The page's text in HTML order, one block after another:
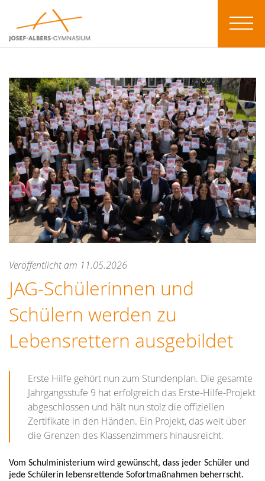
Veröffentlicht am 11.05.2026
JAG-Schülerinnen und
Schülern werden zu
Lebensrettern ausgebildet
Erste Hilfe gehört nun zum Stundenplan. Die gesamte
Jahrgangsstufe 9 hat erfolgreich das Erste-Hilfe-Projekt
abgeschlossen und hält nun stolz die offiziellen
Zertifikate in den Händen. Ein Projekt, das weit über
die Grenzen des Klassenzimmers hinausreicht.
Vom Schulministerium wird gewünscht, dass jeder Schüler und
jede Schülerin lebensrettende Sofortmaßnahmen beherrscht.